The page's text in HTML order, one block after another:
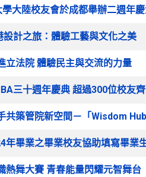
學大陸校友會於成都舉辦二週
設計之旅：體驗工藝與文化之美
立法院 體驗民主與交流的力量
三十週年慶典 超過300位校友
共築管院新空間－「Wisdom
年畢業之畢業校友協助填寫畢業
熱舞大賽 青春能量閃耀元智舞台